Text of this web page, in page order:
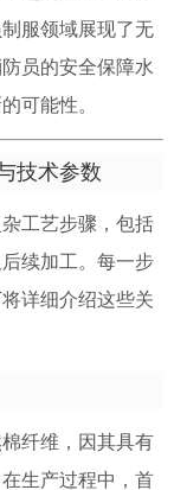
服领域展现了无
员的安全保障水
可能性。
技术参数
工艺步骤，包括
续加工。每一步
详细介绍这些关
纤维，因其具有
生产过程中，首